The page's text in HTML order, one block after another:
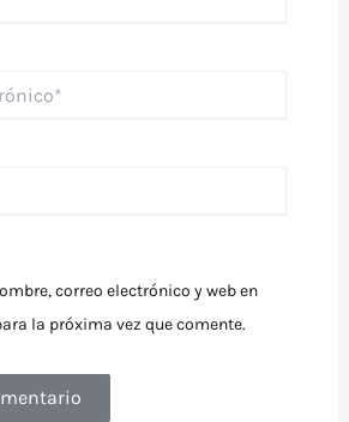
correo electrónico y web en
la próxima vez que comente.